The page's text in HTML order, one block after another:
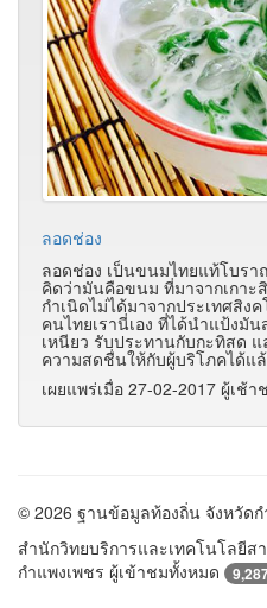
ลอดช่อง
ลอดช่อง เป็นขนมไทยแท้โบร
คิดว่ามันคือขนม ที่มาจากเกาะ
กำเนิดไม่ได้มาจากประเทศสิงค
คนไทยเรานี่เอง ที่ได้นำแป้งมั
เหนียว รับประทานกับกะทิสด
ความสดชื่นให้กับผู้บริโภคได้แ
เผยแพร่เมื่อ 27-02-2017 ผู้เช้า
© 2026 ฐานข้อมูลท้องถิ่น จังหวัด
สำนักวิทยบริการและเทคโนโลยี
กำแพงเพชร ผู้เข้าชมทั้งหมด